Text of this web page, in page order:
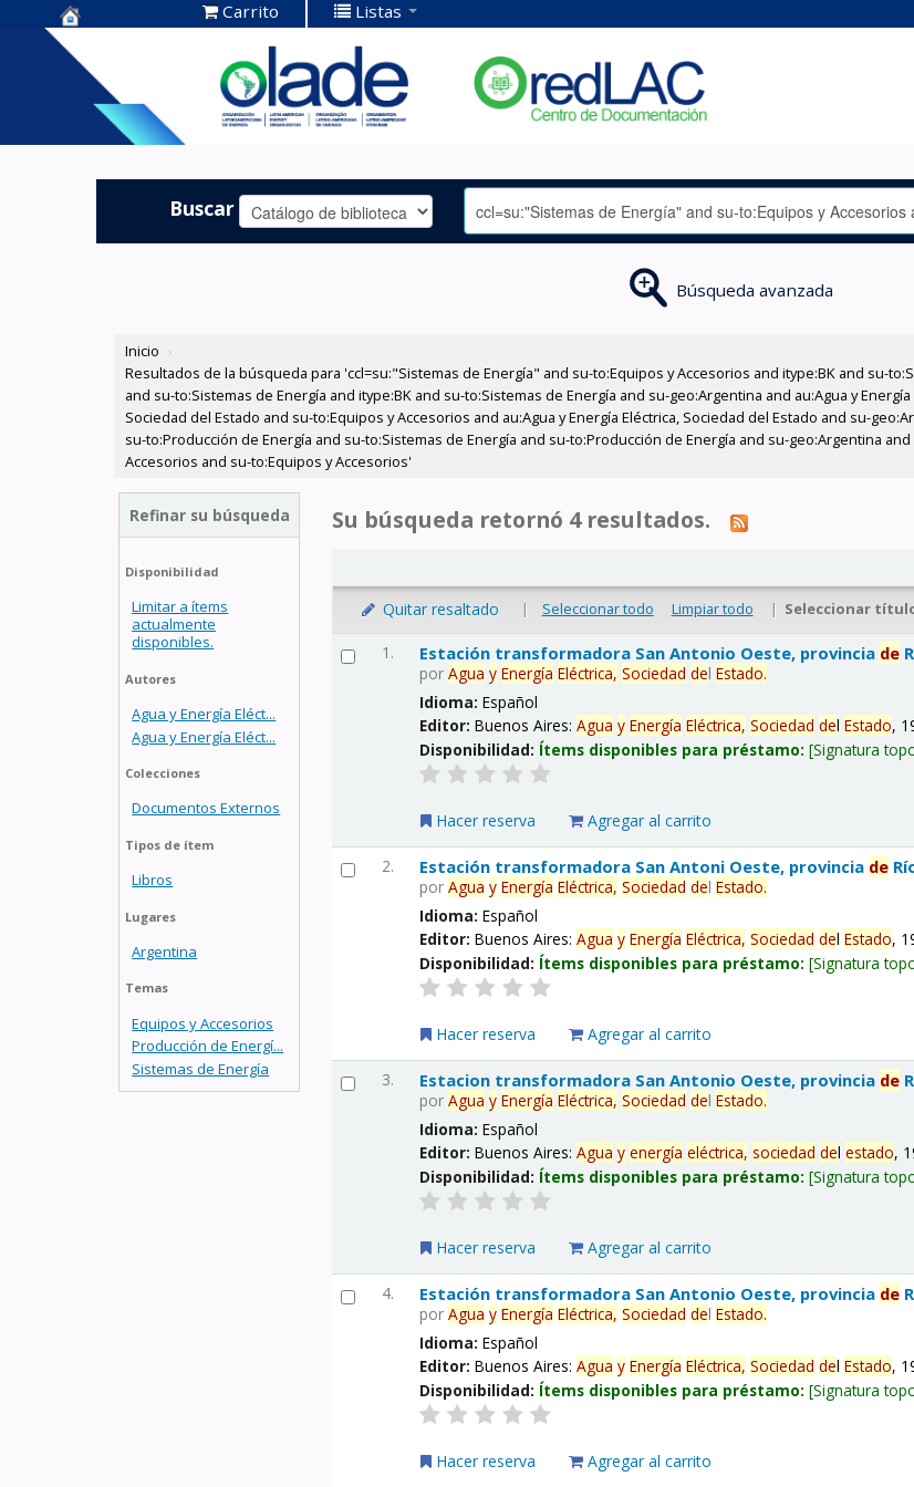
Centro de
Documentación
OLADE -
Carrito Listas
Buscar
Búsqueda avanzada
Inicio ›
Resultados de la búsqueda para 'ccl=su:"Sistemas de Energía" and su-to:Equipos y Accesorios and itype:BK and su-
and su-to:Sistemas de Energía and itype:BK and su-to:Sistemas de Energía and su-geo:Argentina and au:Agua y
Sociedad del Estado and su-to:Equipos y Accesorios and au:Agua y Energía Eléctrica, Sociedad del Estado and su-
su-to:Producción de Energía and su-to:Sistemas de Energía and su-to:Producción de Energía and su-geo:Argentina
Accesorios and su-to:Equipos y Accesorios'
Refinar su búsqueda
Disponibilidad
Limitar a ítems
actualmente
disponibles.
Autores
Agua y Energía Eléct...
Agua y Energía Eléct...
Colecciones
Documentos Externos
Tipos de ítem
Libros
Lugares
Argentina
Temas
Equipos y Accesorios
Producción de Energí...
Sistemas de Energía
Su búsqueda retornó 4 resultados.
Quitar resaltado | Seleccionar todo Limpiar todo | Seleccionar
1. Estación transformadora San Antonio Oeste, provincia de
porAgua y Energía Eléctrica, Sociedad delEstado.
Idioma:Español
Editor:Buenos Aires:Agua y Energía Eléctrica, Sociedad delEstado,
Disponibilidad: Ítems disponibles para préstamo: Signatura
Hacer reserva Agregar al carrito
2. Estación transformadora San Antoni Oeste, provincia de
porAgua y Energía Eléctrica, Sociedad delEstado.
Idioma:Español
Editor:Buenos Aires:Agua y Energía Eléctrica, Sociedad delEstado,
Disponibilidad: Ítems disponibles para préstamo: Signatura
Hacer reserva Agregar al carrito
3. Estacion transformadora San Antonio Oeste, provincia de
porAgua y Energía Eléctrica, Sociedad delEstado.
Idioma:Español
Editor:Buenos Aires:Agua y energía eléctrica, sociedad delestado,
Disponibilidad: Ítems disponibles para préstamo: Signatura
Hacer reserva Agregar al carrito
4. Estación transformadora San Antonio Oeste, provincia de
porAgua y Energía Eléctrica, Sociedad delEstado.
Idioma:Español
Editor:Buenos Aires:Agua y Energía Eléctrica, Sociedad delEstado,
Disponibilidad: Ítems disponibles para préstamo: Signatura
Hacer reserva Agregar al carrito